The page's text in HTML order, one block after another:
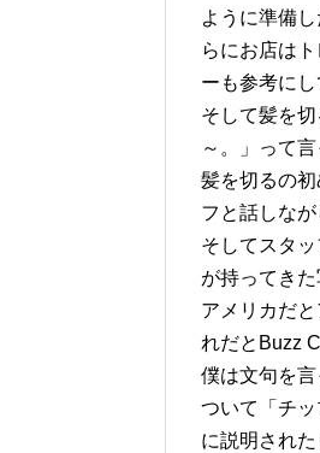
ように準備
らにお店は
ーも参考にし
そして髪を
～。」って
髪を切るの
フと話しな
そしてスタ
が持ってき
アメリカだ
れだとBuzz
僕は文句を
ついて「チ
に説明された